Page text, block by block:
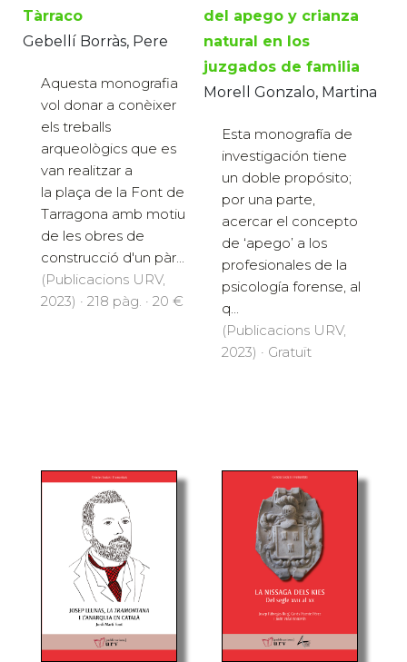
Tàrraco
Gebellí Borràs, Pere
Aquesta monografia
vol donar a conèixer
els treballs
arqueològics que es
van realitzar a
la plaça de la Font de
Tarragona amb motiu
de les obres de
construcció d'un pàr...
(Publicacions URV,
2023) · 218 pàg. · 20 €
del apego y crianza
natural en los
juzgados de familia
Morell Gonzalo, Martina
Esta monografía de
investigación tiene
un doble propósito;
por una parte,
acercar el concepto
de ‘apego’ a los
profesionales de la
psicología forense, al
q...
(Publicacions URV,
2023) · Gratuït